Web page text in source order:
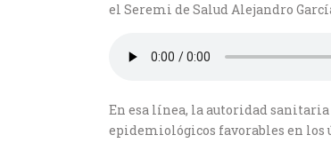
el Seremi de Salud Alejandro
En esa línea, la autoridad
epidemiológicos favorables en los